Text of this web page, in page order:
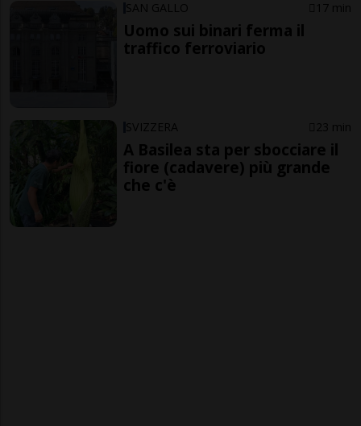
SAN GALLO 17 min
Uomo sui binari ferma il
traffico ferroviario
SVIZZERA 23 min
A Basilea sta per sbocciare il
fiore (cadavere) più grande
che c'è